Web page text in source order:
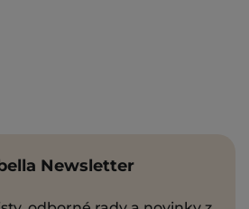
Newsletter